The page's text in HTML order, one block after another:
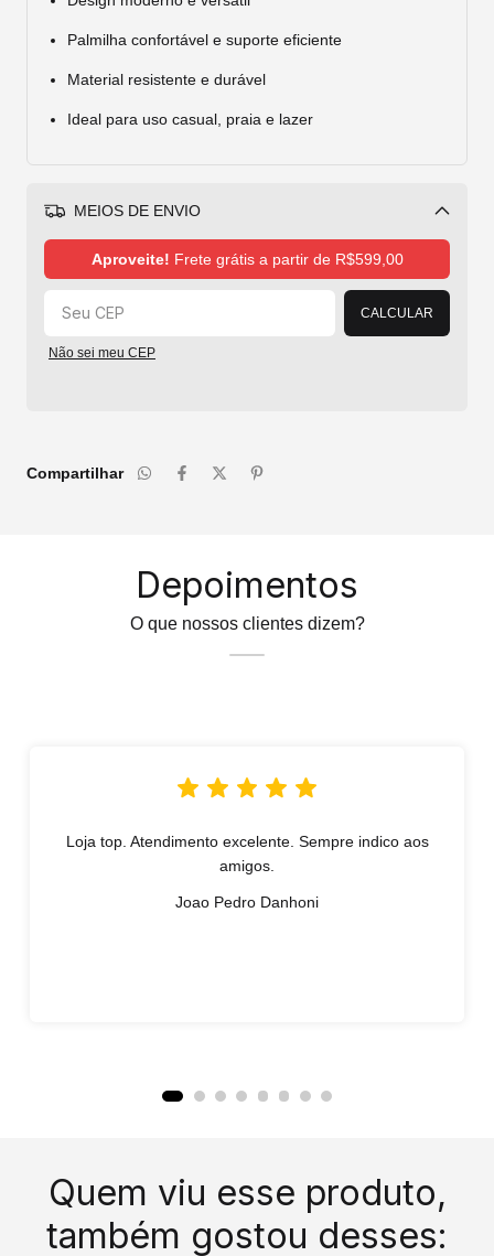
Palmilha confortável e suporte eficiente
Material resistente e durável
Ideal para uso casual, praia e lazer
MEIOS DE ENVIO
Aproveite! Frete grátis a partir de R$599,00
CALCULAR
Não sei meu CEP
Compartilhar
Depoimentos
O que nossos clientes dizem?
Loja top. Atendimento excelente. Sempre indico aos
amigos.
Joao Pedro Danhoni
Quem viu esse produto,
também gostou desses: